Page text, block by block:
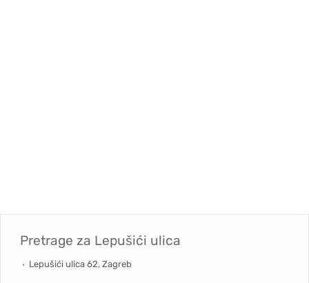
Pretrage za Lepušići ulica
Lepušići ulica 62, Zagreb